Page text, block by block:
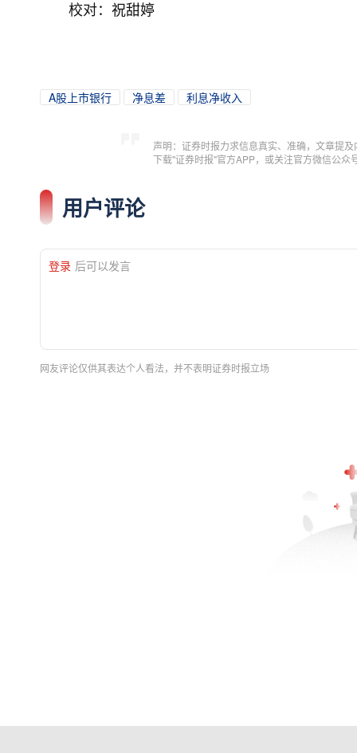
校对：祝甜婷
A股上市银行 净息差 利息净收入
声明：证券时报力求信息真实、准确，文章提
下载"证券时报"官方APP，或关注官方微信公
用户评论
登录 后可以发言
网友评论仅供其表达个人看法，并不表明证券时报立场